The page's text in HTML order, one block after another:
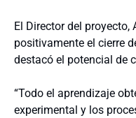
El Director del
positivamente el cierre
destacó el potencial de
“Todo el aprendizaje
experimental y los